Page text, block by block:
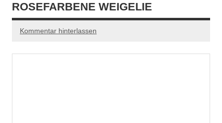
ROSEFARBENE WEIGELIE
Kommentar hinterlassen